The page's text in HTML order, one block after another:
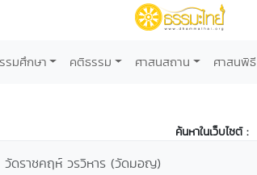
รมศึกษา คติธรรม ศาสนสถาน ศาสนพิธี
ค้นหาในเว็บไซต์ :
วัดราชคฤห์ วรวิหาร (วัดมอญ)